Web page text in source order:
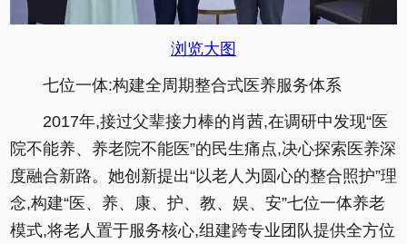
浏览大图
七位一体:构建全周期整合式医养服务体系
2017年,接过父辈接力棒的肖茜,在调研中发现“医
院不能养、养老院不能医”的民生痛点,决心探索医养深
度融合新路。她创新提出“以老人为圆心的整合照护”理
念,构建“医、养、康、护、教、娱、安”七位一体养老
模式,将老人置于服务核心,组建跨专业团队提供全方位